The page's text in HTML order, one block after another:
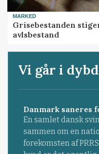
MARKED
Grisebestanden
avlsbestand
Vi går i
Danmark saneres
En samlet dansk
sammen om en
forekomsten af